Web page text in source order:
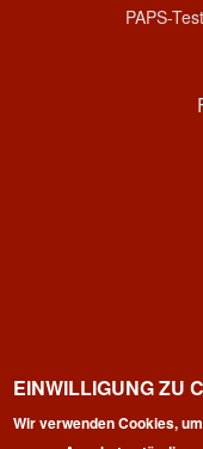
PAPS-
EINWILLIGUNG ZU
Wir verwenden Cookies,